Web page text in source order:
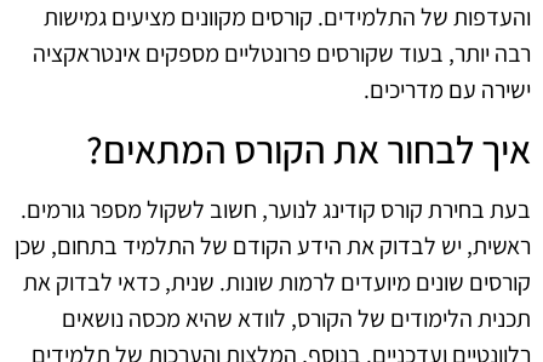
והעדפות של התלמידים. קורסים מקוונים מציעים גמישות
רבה יותר, בעוד שקורסים פרונטליים מספקים אינטראקציה
ישירה עם מדריכים.
איך לבחור את הקורס המתאים?
בעת בחירת קורס קודינג לנוער, חשוב לשקול מספר גורמים.
ראשית, יש לבדוק את הידע הקודם של התלמיד בתחום, שכן
קורסים שונים מיועדים לרמות שונות. שנית, כדאי לבדוק את
תכנית הלימודים של הקורס, לוודא שהיא מכסה נושאים
רלוונטיים ועדכניים. בנוסף, המלצות והערכות של תלמידים